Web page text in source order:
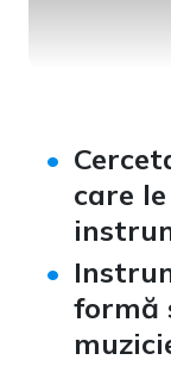
care
formă